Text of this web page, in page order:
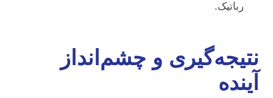
رباتیک.
نتیجه‌گیری و چشم‌انداز
آینده